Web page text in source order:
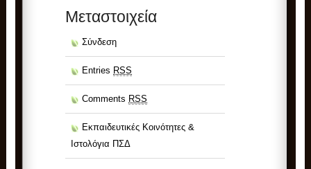
Μεταστοιχεία
Σύνδεση
Entries RSS
Comments RSS
Εκπαιδευτικές Κοινότητες &
Ιστολόγια ΠΣΔ